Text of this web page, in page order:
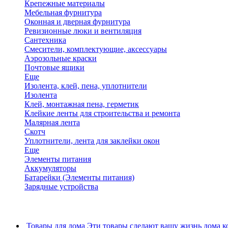
Крепежные материалы
Мебельная фурнитура
Оконная и дверная фурнитура
Ревизионные люки и вентиляция
Сантехника
Смесители, комплектующие, аксессуары
Аэрозольные краски
Почтовые ящики
Еще
Изолента, клей, пена, уплотнители
Изолента
Клей, монтажная пена, герметик
Клейкие ленты для строительства и ремонта
Малярная лента
Скотч
Уплотнители, лента для заклейки окон
Еще
Элементы питания
Аккумуляторы
Батарейки (Элементы питания)
Зарядные устройства
Товары для дома Эти товары сделают вашу жизнь дома